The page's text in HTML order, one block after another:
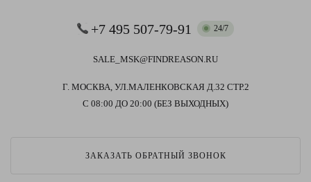
+7 495 507-79-91 24/7
SALE_MSK@FINDREASON.RU
Г. МОСКВА, УЛ.МАЛЕНКОВСКАЯ Д.32 СТР.2
С 08:00 ДО 20:00 (БЕЗ ВЫХОДНЫХ)
ЗАКАЗАТЬ ОБРАТНЫЙ ЗВОНОК